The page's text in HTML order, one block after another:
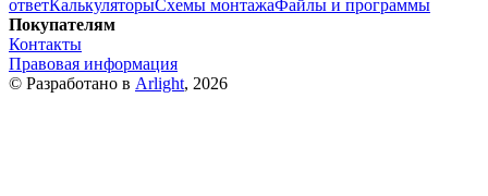
ответКалькуляторыСхемы монтажаФайлы и программы
Покупателям
Контакты
Правовая информация
© Разработано в Arlight, 2026